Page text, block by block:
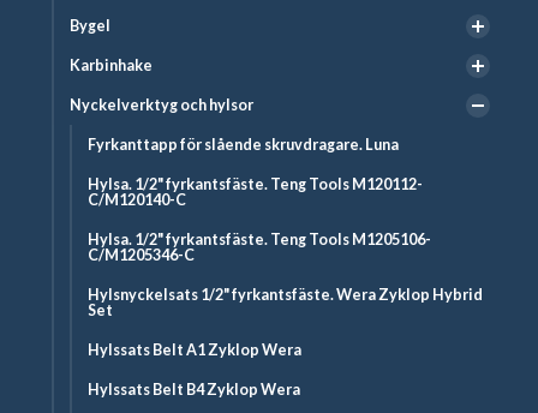
Bygel
Karbinhake
Nyckelverktyg och hylsor
Fyrkanttapp för slående skruvdragare. Luna
Hylsa. 1/2" fyrkantsfäste. Teng Tools M120112-
C/M120140-C
Hylsa. 1/2" fyrkantsfäste. Teng Tools M1205106-
C/M1205346-C
Hylsnyckelsats 1/2" fyrkantsfäste. Wera Zyklop Hybrid
Set
Hylssats Belt A1 Zyklop Wera
Hylssats Belt B4 Zyklop Wera